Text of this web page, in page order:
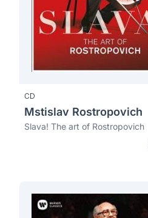
CD
Mstislav Rostropovich
Slava! The art of Rostropovich